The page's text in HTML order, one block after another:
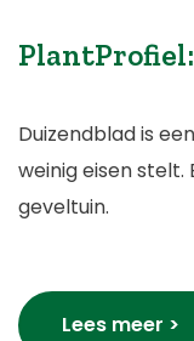
Duizendblad is
weinig eisen stelt.
geveltuin.
Lees meer >